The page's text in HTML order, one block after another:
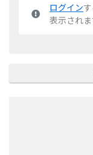
ログイン
表示されま